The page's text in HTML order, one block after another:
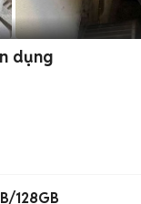
dụng
128GB